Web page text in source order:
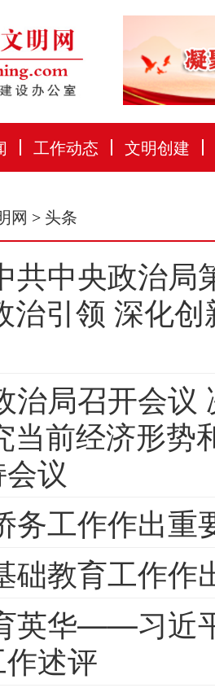
工作动态 文明创建
网 > 头条
共中央政治局
治引领 深化
治局召开会议
当前经济形势
议
务工作作出重
础教育工作作
英华——习近
述评